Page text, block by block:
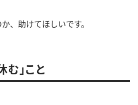
、助けてほしいです。
む」こと